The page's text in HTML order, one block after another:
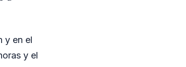
y en el
y el